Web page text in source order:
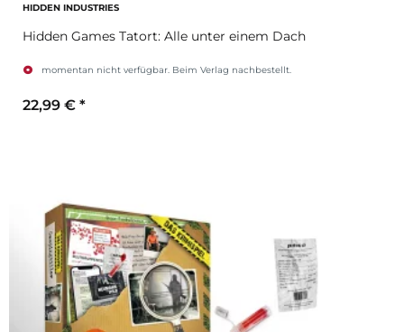
HIDDEN INDUSTRIES
Hidden Games Tatort: Alle unter einem Dach
momentan nicht verfügbar. Beim Verlag nachbestellt.
22,99 € *